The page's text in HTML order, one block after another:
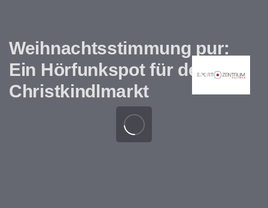
Weihnachtsstimmung pur:
Ein Hörfunkspot für den
Christkindlmarkt